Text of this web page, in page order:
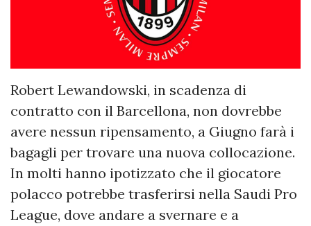
Robert Lewandowski, in scadenza di
contratto con il Barcellona, non dovrebbe
avere nessun ripensamento, a Giugno farà i
bagagli per trovare una nuova collocazione.
In molti hanno ipotizzato che il giocatore
polacco potrebbe trasferirsi nella Saudi Pro
League, dove andare a svernare e a